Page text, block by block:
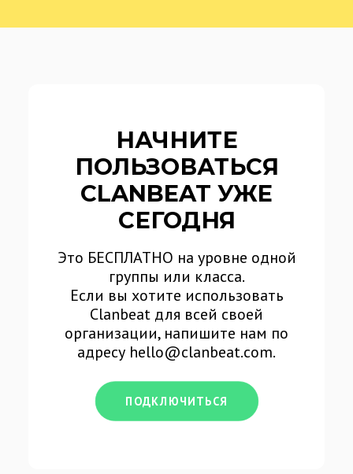
НАЧНИТЕ
ПОЛЬЗОВАТЬСЯ
CLANBEAT УЖЕ
СЕГОДНЯ
Это БЕСПЛАТНО на уровне одной
группы или класса.
Если вы хотите использовать
Clanbeat для всей своей
организации, напишите нам по
адресу hello@clanbeat.com.
ПОДКЛЮЧИТЬСЯ